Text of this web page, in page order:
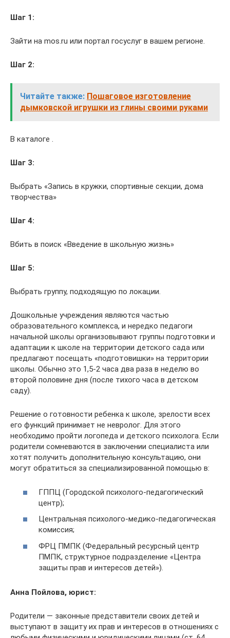
Шаг 1:
Зайти на mos.ru или портал госуслуг в вашем регионе.
Шаг 2:
Читайте также: Пошаговое изготовление
дымковской игрушки из глины своими руками
В каталоге .
Шаг 3:
Выбрать «Запись в кружки, спортивные секции, дома
творчества»
Шаг 4:
Вбить в поиск «Введение в школьную жизнь»
Шаг 5:
Выбрать группу, подходящую по локации.
Дошкольные учреждения являются частью
образовательного комплекса, и нередко педагоги
начальной школы организовывают группы подготовки и
адаптации к школе на территории детского сада или
предлагают посещать «подготовишки» на территории
школы. Обычно это 1,5-2 часа два раза в неделю во
второй половине дня (после тихого часа в детском
саду).
Решение о готовности ребенка к школе, зрелости всех
его функций принимает не невролог. Для этого
необходимо пройти логопеда и детского психолога. Если
родители сомневаются в заключении специалиста или
хотят получить дополнительную консультацию, они
могут обратиться за специализированной помощью в:
ГППЦ (Городской психолого-педагогический
центр);
Центральная психолого-медико-педагогическая
комиссия;
ФРЦ ПМПК (Федеральный ресурсный центр
ПМПК, структурное подразделение «Центра
защиты прав и интересов детей»).
Анна Пойлова, юрист:
Родители — законные представители своих детей и
выступают в защиту их прав и интересов в отношениях с